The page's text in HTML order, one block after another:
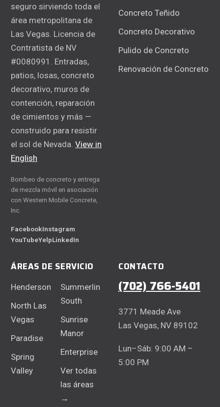
seguro sirviendo toda el
área metropolitana de
Las Vegas. Licencia de
Contratista de NV
#0080991. Entradas,
patios, losas, concreto
decorativo, muros de
contención, reparación
de cimientos y más —
construido para resistir
el sol de Nevada. View in
English
Bombeo de concreto y entrega
de mezcla móvil en asociación
con Western Mobile Concrete,
Inc.
FacebookInstagram
YouTubeYelpLinkedIn
Concreto Teñido
Concreto Decorativo
Pulido de Concreto
Renovación de Concreto
ÁREAS DE SERVICIO
Henderson
North Las
Vegas
Paradise
Spring
Valley
Summerlin
South
Sunrise
Manor
Enterprise
Ver todas
las áreas
→
CONTACTO
(702) 766-5401
3771 Meade Ave
Las Vegas, NV 89102
Lun–Sáb: 9:00 AM –
5:00 PM